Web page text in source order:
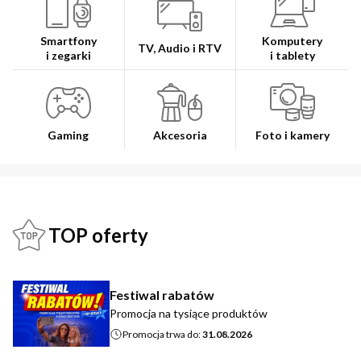
Smartfony
i zegarki
TV, Audio i RTV
Komputery
i tablety
Gaming Akcesoria Foto i kamery
TOP oferty
Festiwal rabatów
Promocja na tysiące produktów
Promocja trwa do:31.08.2026